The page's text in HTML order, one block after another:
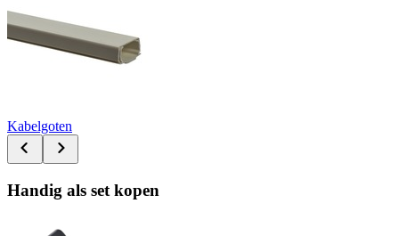
Kabelgoten
Handig als set kopen